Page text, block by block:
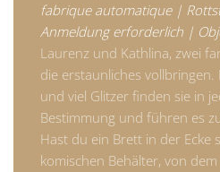
fabrique automatique |
Anmeldung erforderlich |
Laurenz und Kathlina, zwei
die erstaunliches vollbringen.
und viel Glitzer finden sie in
Bestimmung und führen es
Hast du ein Brett in der Ecke
komischen Behälter, von